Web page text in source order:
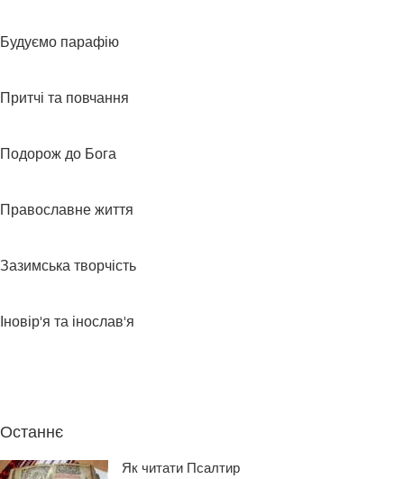
Будуємо парафію
Притчі та повчання
Подорож до Бога
Православне життя
Зазимська творчість
Іновір'я та інослав'я
Останнє
Як читати Псалтир